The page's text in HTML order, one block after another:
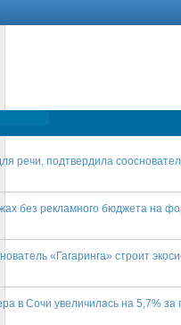
речи, подтвердила
без рекламного бюджета на
«Гагаринга» строит
в Сочи увеличилась на 5,7% за